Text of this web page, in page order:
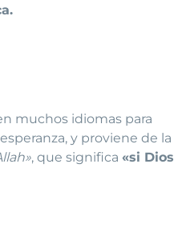
muchos idiomas para
y proviene de la
, que significa «si Dios